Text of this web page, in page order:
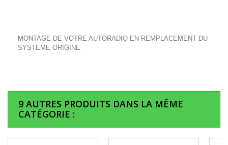
MONTAGE DE VOTRE AUTORADIO EN REMPLACEMENT DU
SYSTEME ORIGINE
9 AUTRES PRODUITS DANS LA MÊME
CATÉGORIE :